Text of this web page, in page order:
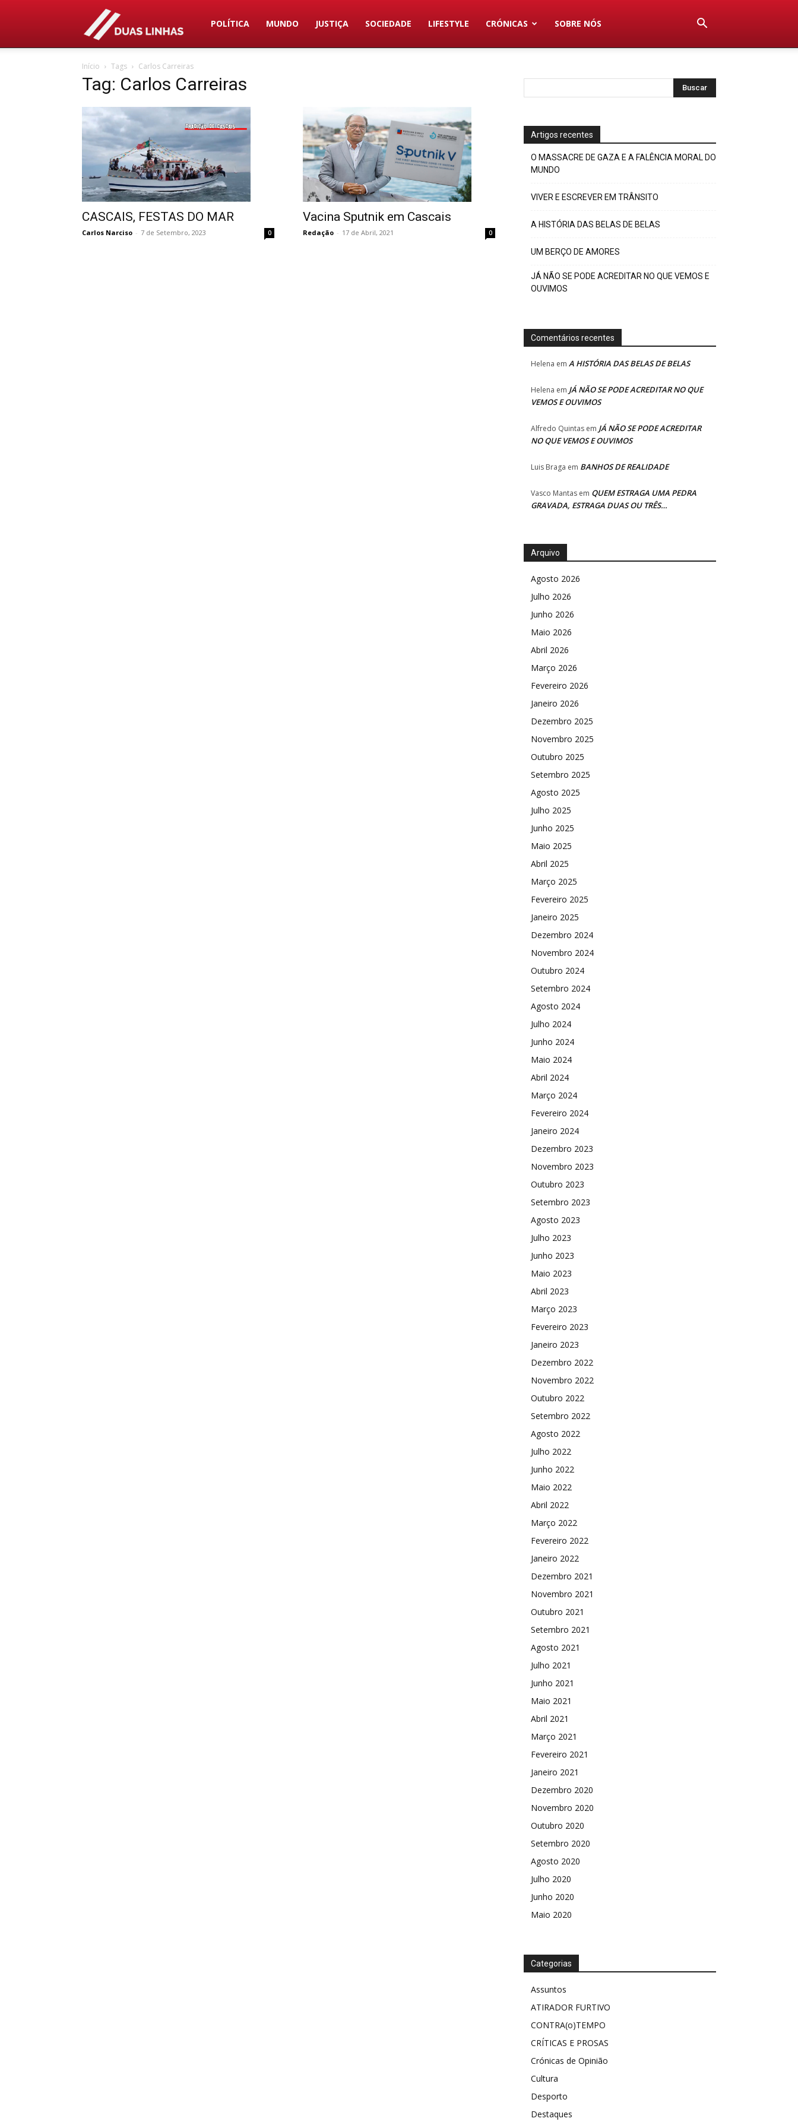
Duas
POLÍTICA MUNDO JUSTIÇA SOCIEDADE LIFESTYLE CRÓNICAS SOBRE NÓS
Início Tags Carlos Carreiras
Tag: Carlos Carreiras
CASCAIS, FESTAS DO MAR
Carlos Narciso - 7 de Setembro, 2023 0
Vacina Sputnik em Cascais
Redação - 17 de Abril, 2021 0
Artigos recentes
O MASSACRE DE GAZA E A FALÊNCIA MORAL DO
MUNDO
VIVER E ESCREVER EM TRÂNSITO
A HISTÓRIA DAS BELAS DE BELAS
UM BERÇO DE AMORES
JÁ NÃO SE PODE ACREDITAR NO QUE VEMOS E
OUVIMOS
Comentários recentes
Helena em A HISTÓRIA DAS BELAS DE BELAS
Helena em JÁ NÃO SE PODE ACREDITAR NO QUE
VEMOS E OUVIMOS
Alfredo Quintas em JÁ NÃO SE PODE ACREDITAR
NO QUE VEMOS E OUVIMOS
Luis Braga em BANHOS DE REALIDADE
Vasco Mantas em QUEM ESTRAGA UMA PEDRA
GRAVADA, ESTRAGA DUAS OU TRÊS…
Arquivo
Agosto 2026
Julho 2026
Junho 2026
Maio 2026
Abril 2026
Março 2026
Fevereiro 2026
Janeiro 2026
Dezembro 2025
Novembro 2025
Outubro 2025
Setembro 2025
Agosto 2025
Julho 2025
Junho 2025
Maio 2025
Abril 2025
Março 2025
Fevereiro 2025
Janeiro 2025
Dezembro 2024
Novembro 2024
Outubro 2024
Setembro 2024
Agosto 2024
Julho 2024
Junho 2024
Maio 2024
Abril 2024
Março 2024
Fevereiro 2024
Janeiro 2024
Dezembro 2023
Novembro 2023
Outubro 2023
Setembro 2023
Agosto 2023
Julho 2023
Junho 2023
Maio 2023
Abril 2023
Março 2023
Fevereiro 2023
Janeiro 2023
Dezembro 2022
Novembro 2022
Outubro 2022
Setembro 2022
Agosto 2022
Julho 2022
Junho 2022
Maio 2022
Abril 2022
Março 2022
Fevereiro 2022
Janeiro 2022
Dezembro 2021
Novembro 2021
Outubro 2021
Setembro 2021
Agosto 2021
Julho 2021
Junho 2021
Maio 2021
Abril 2021
Março 2021
Fevereiro 2021
Janeiro 2021
Dezembro 2020
Novembro 2020
Outubro 2020
Setembro 2020
Agosto 2020
Julho 2020
Junho 2020
Maio 2020
Categorias
Assuntos
ATIRADOR FURTIVO
CONTRA(o)TEMPO
CRÍTICAS E PROSAS
Crónicas de Opinião
Cultura
Desporto
Destaques